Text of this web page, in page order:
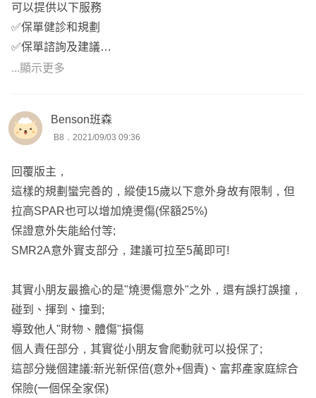
可以提供以下服務
✅保單健診和規劃
✅保單諮詢及建議
✅保險相關問題
...顯示更多
Benson班森
B8．2021/09/03 09:36
回覆版主，
這樣的規劃蠻完善的，縱使15歲以下意外身故有限制，但
拉高SPAR也可以增加燒燙傷(保額25%)
保證意外失能給付等;
SMR2A意外實支部分，建議可拉至5萬即可!
其實小朋友最擔心的是"燒燙傷意外"之外，還有誤打誤撞，
碰到、揮到、撞到;
導致他人"財物、體傷"損傷
個人責任部分，其實從小朋友會爬動就可以投保了;
這部分幾個建議:新光新保倍(意外+個責)、富邦產家庭綜合
保險(一個保全家保)